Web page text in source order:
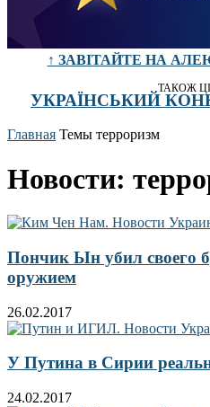
↑ ЗАВІТАЙТЕ НА
ТАКОЖ
УКРАЇНСЬКИЙ
Главная Темы терроризм
Новости:
Пончик Ын убил своего
оружием
26.02.2017
У Путина в Сирии
24.02.2017